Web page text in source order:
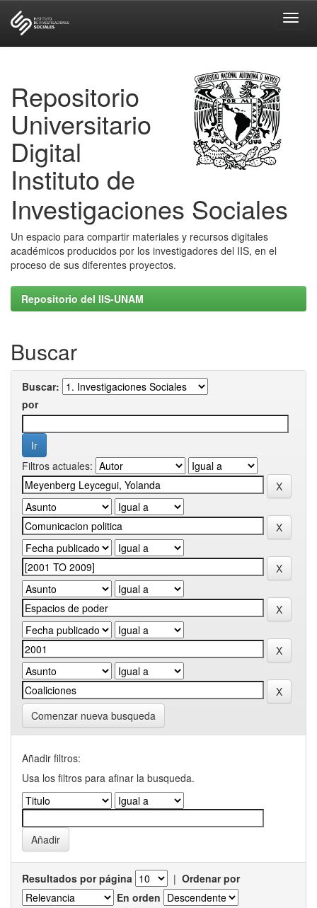
Repositorio
Universitario
Digital
Instituto de
Investigaciones Sociales
Un espacio para compartir materiales y recursos digitales
académicos producidos por los investigadores del IIS, en el
proceso de sus diferentes proyectos.
Repositorio del IIS-UNAM
Buscar
Buscar:
por
Filtros actuales:
Comenzar nueva busqueda
Añadir filtros:
Usa los filtros para afinar la busqueda.
Resultados por página | Ordenar por
En orden